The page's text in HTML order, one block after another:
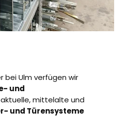
bei Ulm verfügen wir
und
mittelalte und
und Türensysteme